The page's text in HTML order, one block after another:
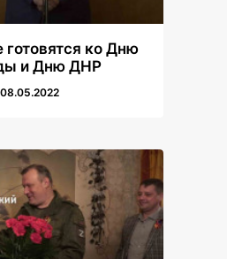
готовятся ко Дню
и Дню ДНР
08.05.2022